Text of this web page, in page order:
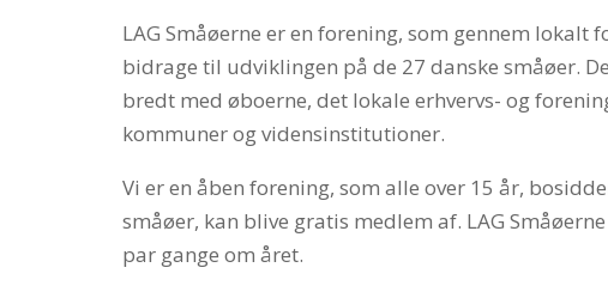
LAG Småøerne er en forening, som gennem lokalt
bidrage til udviklingen på de 27 danske småøer.
bredt med øboerne, det lokale erhvervs- og
kommuner og vidensinstitutioner.
Vi er en åben forening, som alle over 15 år,
småøer, kan blive gratis medlem af. LAG
par gange om året.